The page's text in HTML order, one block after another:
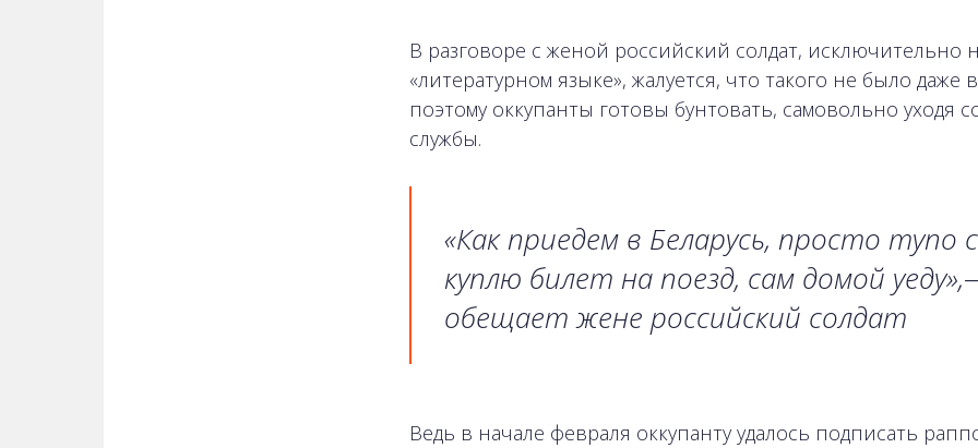
В разговоре с женой российский солдат, исключительно
«литературном языке», жалуется, что такого не было даже
поэтому оккупанты готовы бунтовать, самовольно уходя
службы.
«Как приедем в Беларусь, просто тупо
куплю билет на поезд, сам домой
обещает жене российский солдат
Ведь в начале февраля оккупанту удалось подписать